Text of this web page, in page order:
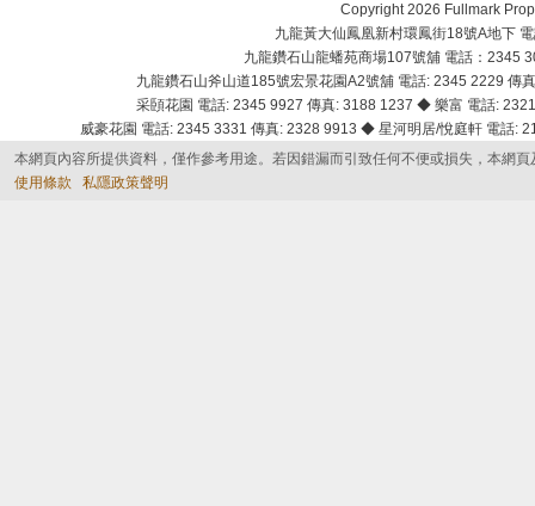
Copyright 2026 Fullmark
九龍黃大仙鳳凰新村環鳳街18號A地下
九龍鑽石山龍蟠苑商場107號舖 電話：2345
九龍鑽石山斧山道185號宏景花園A2號舖 電話: 2345 2229
采頣花園 電話: 2345 9927 傳真: 3188 1237 ◆ 樂富 電話:
威豪花園 電話: 2345 3331 傳真: 2328 9913 ◆ 星河明居/悅庭軒 電話
本網頁內容所提供資料，僅作參考用途。若因錯漏而引致任何不便或損失，本網
使用條款
私隱政策聲明